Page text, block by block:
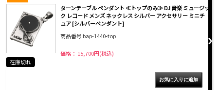
ターンテーブル ペンダント ≪トップのみ≫ DJ 音楽 ミュージッ
ク レコード メンズ ネックレス シルバー アクセサリー ミニチ
ュア [シルバーペンダント]
商品番号 bap-1440-top
価格： 15,700円(税込)
在庫切れ